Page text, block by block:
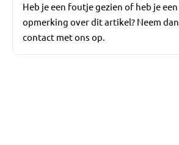
Heb je een foutje gezien of heb je een
opmerking over dit artikel? Neem dan
contact met ons op.